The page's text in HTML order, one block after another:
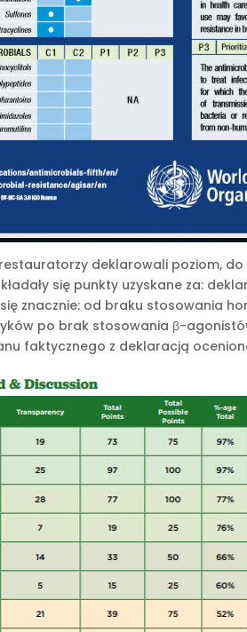
deklarowali poziom,
się punkty uzyskane za:
znacznie: od braku stosowania
po brak stosowania β-
faktycznego z deklaracją